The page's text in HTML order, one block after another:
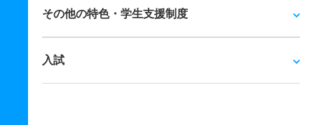
その他の特色・学生支援制度
入試